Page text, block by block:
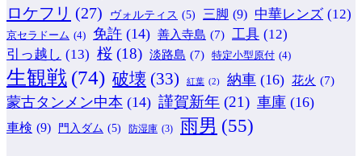
ロケフリ (27) ヴォルティス (5) 三脚 (9) 中華レンズ (12)
京セラドーム (4) 免許 (14) 善入寺島 (7) 工具 (12)
引っ越し (13) 桜 (18) 淡路島 (7) 特定小型原付 (4)
生観戦 (74) 破壊 (33) 紅葉 (2) 納車 (16) 花火 (7)
蒙古タンメン中本 (14) 謹賀新年 (21) 車庫 (16)
車検 (9) 門入ダム (5) 防湿庫 (3) 雨男 (55)